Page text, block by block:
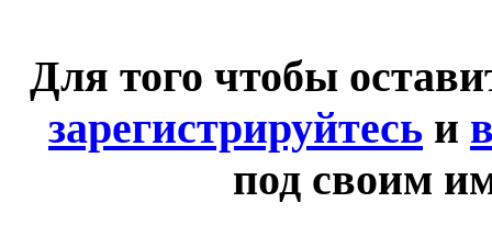
Для того чтобы
зарегистрируйтесь и
под своим